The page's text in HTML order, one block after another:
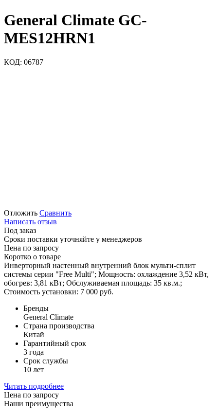
General Climate GC-
MES12HRN1
КОД: 06787
Отложить Сравнить
Написать отзыв
Под заказ
Сроки поставки уточняйте у менеджеров
Цена по запросу
Коротко о товаре
Инверторный настенный внутренний блок мульти-сплит
системы серии "Free Multi"; Мощность: охлаждение 3,52 кВт,
обогрев: 3,81 кВт; Обслуживаемая площадь: 35 кв.м.;
Стоимость установки: 7 000 руб.
Бренды
General Climate
Страна производства
Китай
Гарантийный срок
3 года
Срок службы
10 лет
Читать подробнее
Цена по запросу
Наши преимущества